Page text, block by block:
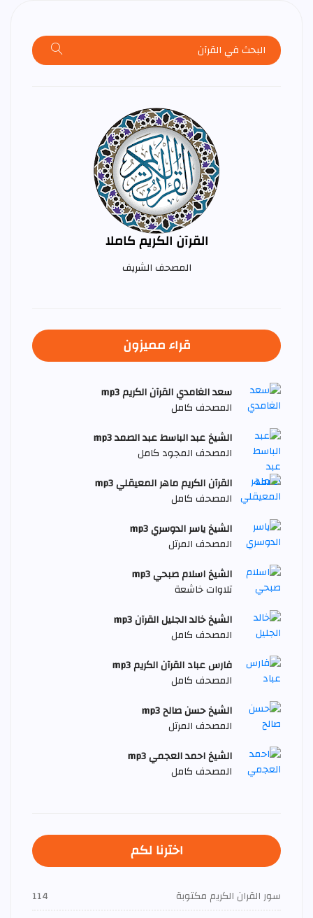
القرآن الكريم كاملا
المصحف الشريف
قراء مميزون
سعد الغامدي القرآن الكريم mp3
المصحف كامل
الشيخ عبد الباسط عبد الصمد mp3
المصحف المجود كامل
القرآن الكريم ماهر المعيقلي mp3
المصحف كامل
الشيخ ياسر الدوسري mp3
المصحف المرتل
الشيخ اسلام صبحي mp3
تلاوات خاشعة
الشيخ خالد الجليل القرآن mp3
المصحف كامل
فارس عباد القرآن الكريم mp3
المصحف كامل
الشيخ حسن صالح mp3
المصحف المرتل
الشيخ احمد العجمي mp3
المصحف كامل
اخترنا لكم
سور القران الكريم مكتوبة
114